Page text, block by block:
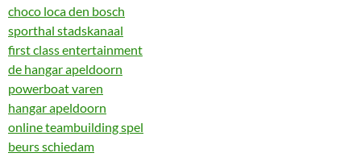
choco loca den bosch
sporthal stadskanaal
first class entertainment
de hangar apeldoorn
powerboat varen
hangar apeldoorn
online teambuilding spel
beurs schiedam